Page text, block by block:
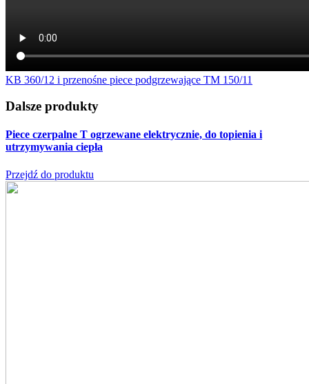
KB 360/12 i przenośne piece podgrzewające TM 150/11
Dalsze produkty
Piece czerpalne T ogrzewane elektrycznie, do topienia i
utrzymywania ciepła
Przejdź do produktu